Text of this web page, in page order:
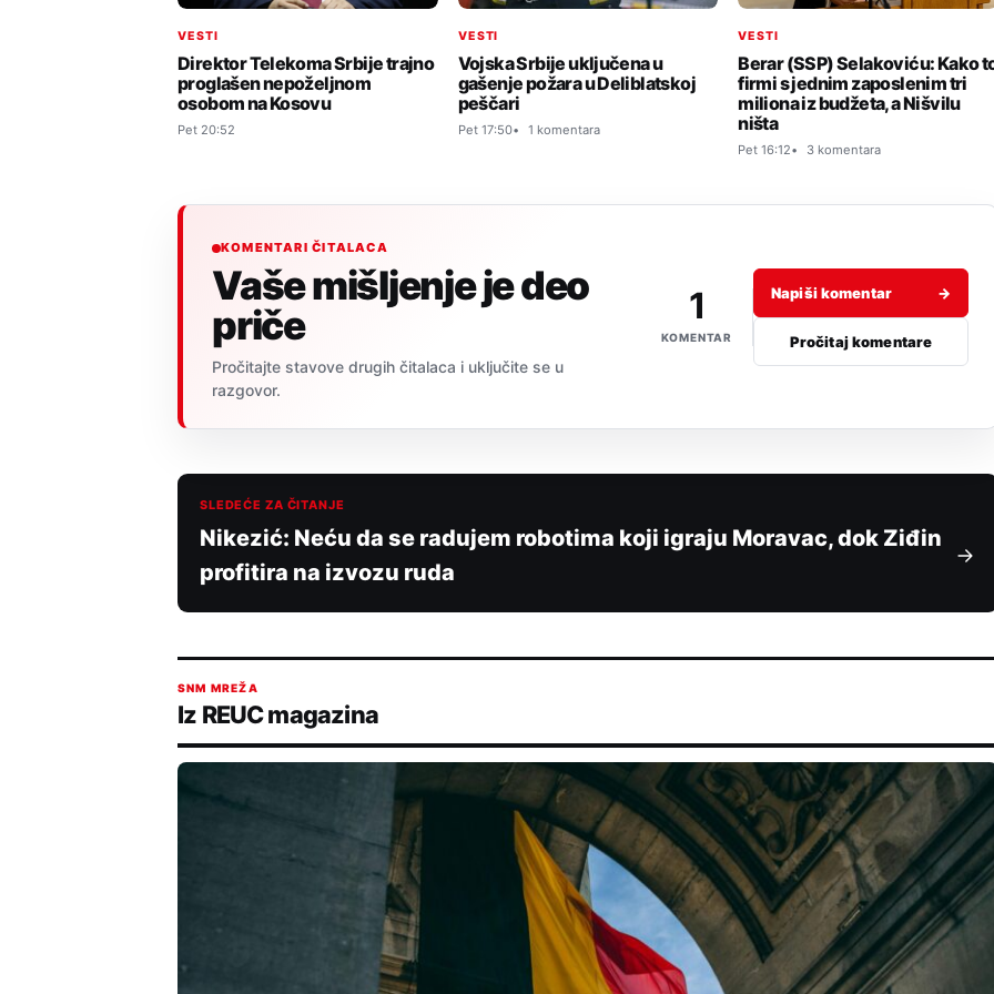
VESTI
Direktor Telekoma Srbije trajno
proglašen nepoželjnom
osobom na Kosovu
Pet 20:52
VESTI
Vojska Srbije uključena u
gašenje požara u Deliblatskoj
peščari
Pet 17:50 1 komentara
VESTI
Berar (SSP) Selakoviću: Kako
firmi s jednim zaposlenim tri
miliona iz budžeta, a Nišvilu
ništa
Pet 16:12 3 komentara
KOMENTARI ČITALACA
Vaše mišljenje je deo
priče
Pročitajte stavove drugih čitalaca i uključite se u
razgovor.
1
KOMENTAR
Napiši komentar →
Pročitaj komentare
SLEDEĆE ZA ČITANJE
Nikezić: Neću da se radujem robotima koji igraju Moravac, dok Ziđin
profitira na izvozu ruda
SNM MREŽA
Iz REUC magazina